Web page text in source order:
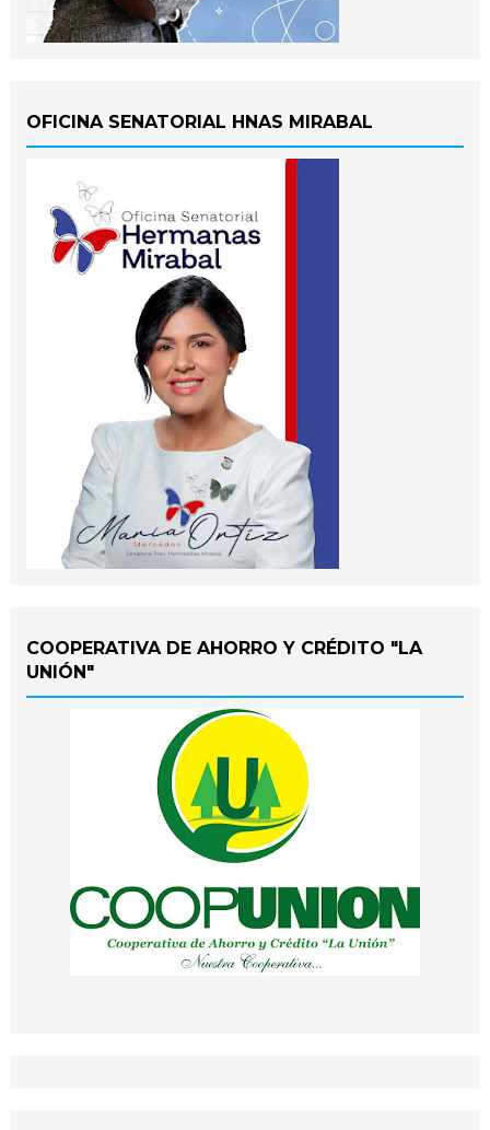
OFICINA SENATORIAL HNAS MIRABAL
COOPERATIVA DE AHORRO Y CRÉDITO "LA
UNIÓN"